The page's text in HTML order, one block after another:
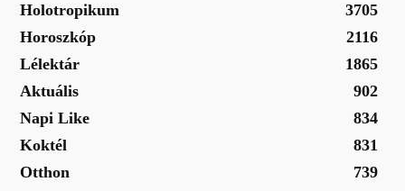
Holotropikum
3705
Horoszkóp
2116
Lélektár
1865
Aktuális
902
Napi Like
834
Koktél
831
Otthon
739